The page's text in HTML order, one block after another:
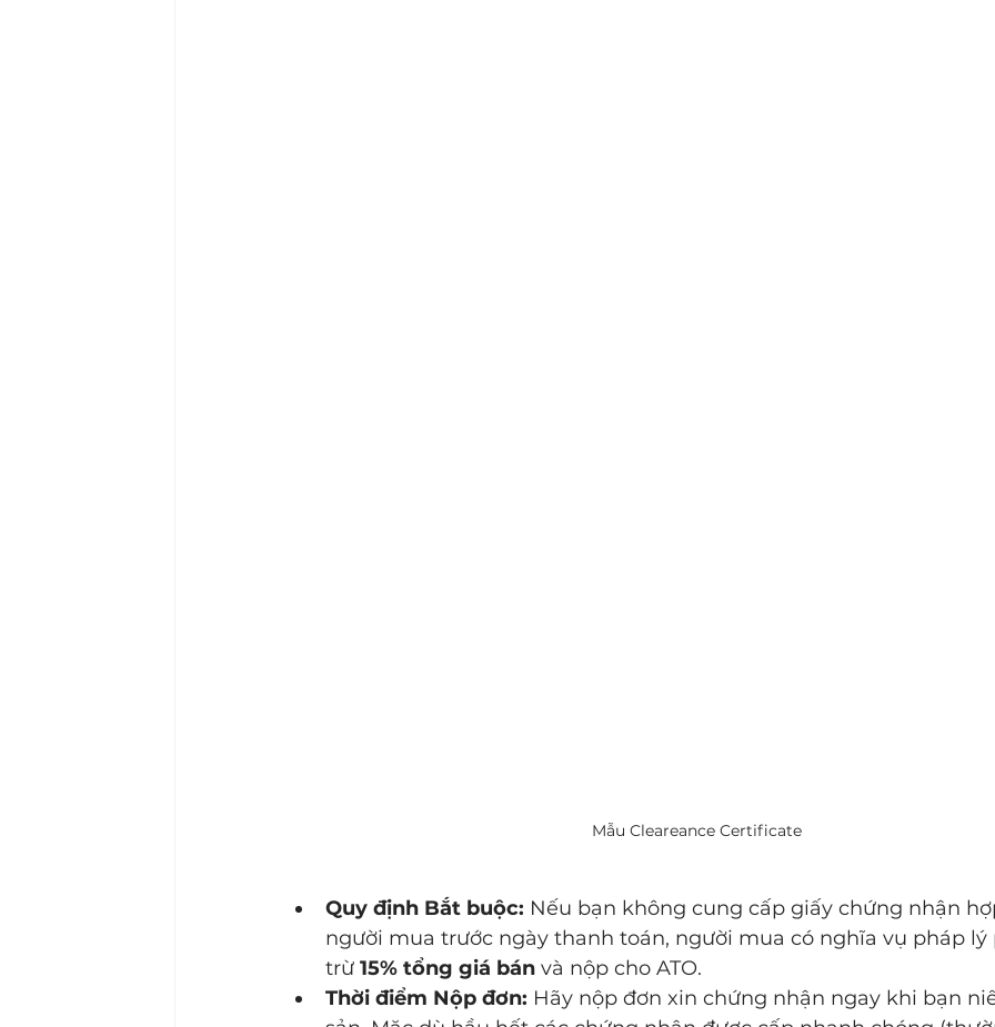
Mẫu Cleareance Certificate
Quy định Bắt buộc: Nếu bạn không cung cấp giấy chứng nhận
người mua trước ngày thanh toán, người mua có nghĩa vụ pháp lý
trừ 15% tổng giá bán và nộp cho ATO.
Thời điểm Nộp đơn: Hãy nộp đơn xin chứng nhận ngay khi bạn